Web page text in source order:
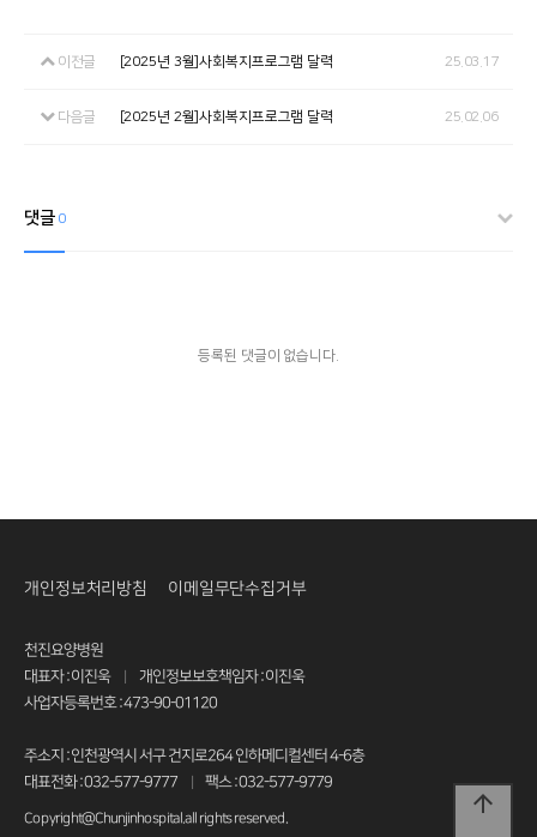
이전글 [2025년 3월]사회복지프로그램 달력 25.03.17
다음글 [2025년 2월]사회복지프로그램 달력 25.02.06
댓글0
등록된 댓글이 없습니다.
천진요양병원
대표자 : 이진욱
개인정보보호책임자 : 이진욱
사업자등록번호 : 473-90-01120
주소지 : 인천광역시 서구 건지로264 인하메디컬센터 4-6층
대표전화 : 032-577-9777
팩스 : 032-577-9779
Copyright@Chunjinhospital.all rights reserved.
개인정보처리방침 이메일무단수집거부
arrow_upward